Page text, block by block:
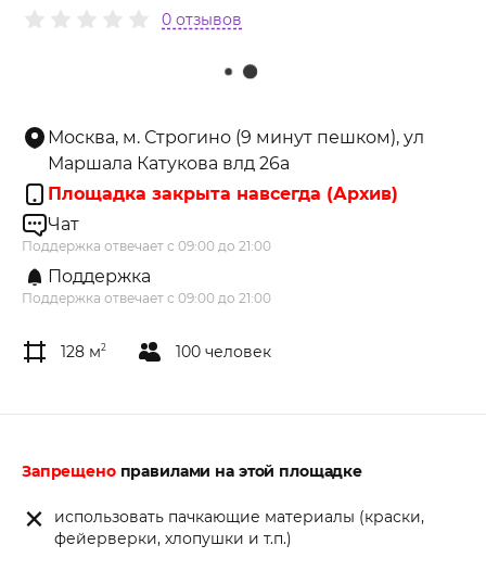
0 отзывов
Москва, м. Строгино (9 минут пешком), ул
Маршала Катукова влд 26а
Площадка закрыта навсегда (Архив)
Чат
Поддержка отвечает с 09:00 до 21:00
Поддержка
Поддержка отвечает с 09:00 до 21:00
128 м2 100 человек
Запрещеноправилами на этой площадке
использовать пачкающие материалы (краски,
фейерверки, хлопушки и т.п.)